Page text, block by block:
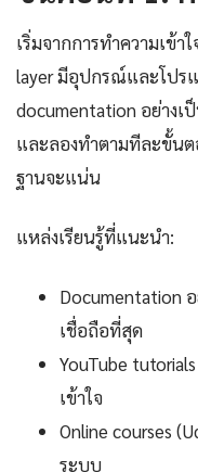
เริ่มจากการทำความเข้
layer มีอุปกรณ์และโปร
documentation อย่างเ
และลองทำตามทีละขั้น
ฐานจะแน่น
แหล่งเรียนรู้ที่แนะนำ:
Documentation
เชื่อถือที่สุด
YouTube
เข้าใจ
Online courses
ระบบ